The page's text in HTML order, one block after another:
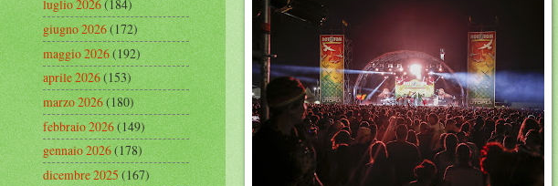
luglio 2026(184)
giugno 2026(172)
maggio 2026(192)
aprile 2026(153)
marzo 2026(180)
febbraio 2026(149)
gennaio 2026(178)
dicembre 2025(167)